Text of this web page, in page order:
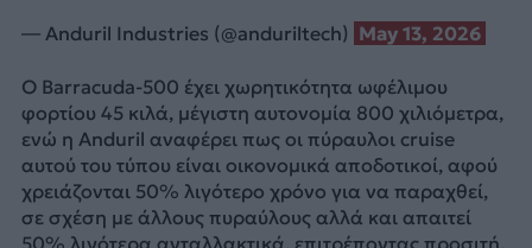
— Anduril Industries (@anduriltech) May 13, 2026
Ο Barracuda-500 έχει χωρητικότητα ωφέλιμου
φορτίου 45 κιλά, μέγιστη αυτονομία 800 χιλιόμετρα,
ενώ η Anduril αναφέρει πως οι πύραυλοι cruise
αυτού του τύπου είναι οικονομικά αποδοτικοί, αφού
χρειάζονται 50% λιγότερο χρόνο για να παραχθεί,
σε σχέση με άλλους πυραύλους αλλά και απαιτεί
50% λιγότερα ανταλλακτικά, επιτρέποντας προσιτή,